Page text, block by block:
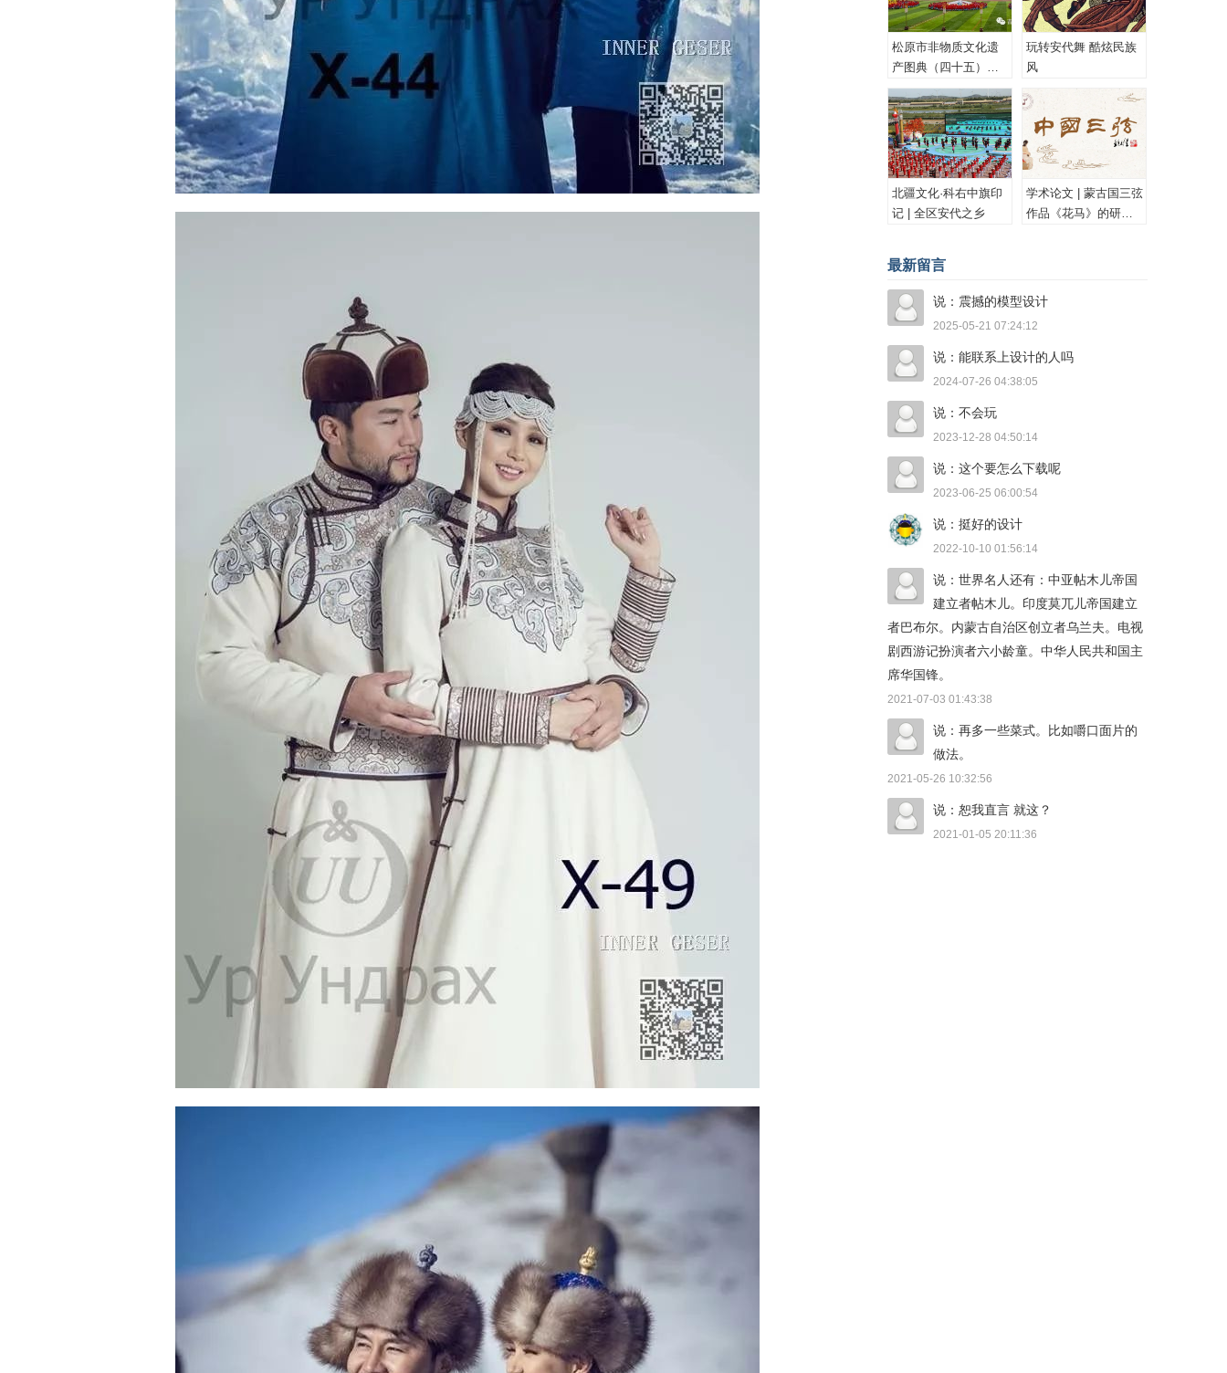
松原市非物质文化遗
产图典（四十五）蒙
古族安代舞
玩转安代舞 酷炫民族
风
北疆文化·科右中旗印
记 | 全区安代之乡
学术论文 | 蒙古国三弦
作品《花马》的研究
最新留言
说：震撼的模型设计
2025-05-21 07:24:12
说：能联系上设计的人吗
2024-07-26 04:38:05
说：不会玩
2023-12-28 04:50:14
说：这个要怎么下载呢
2023-06-25 06:00:54
说：挺好的设计
2022-10-10 01:56:14
说：世界名人还有：中亚帖木儿帝国
建立者帖木儿。印度莫兀儿帝国建立
者巴布尔。内蒙古自治区创立者乌兰夫。电视
剧西游记扮演者六小龄童。中华人民共和国主
席华国锋。
2021-07-03 01:43:38
说：再多一些菜式。比如嚼口面片的
做法。
2021-05-26 10:32:56
说：恕我直言 就这？
2021-01-05 20:11:36